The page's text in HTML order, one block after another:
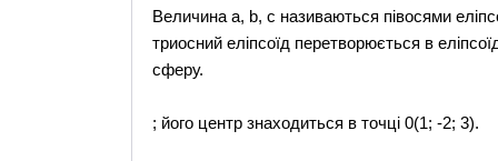
Величина а, b, с називаються півосями
триосний еліпсоїд перетворюється в
сферу.
; його центр знаходиться в точці 0(1; -2; 3).